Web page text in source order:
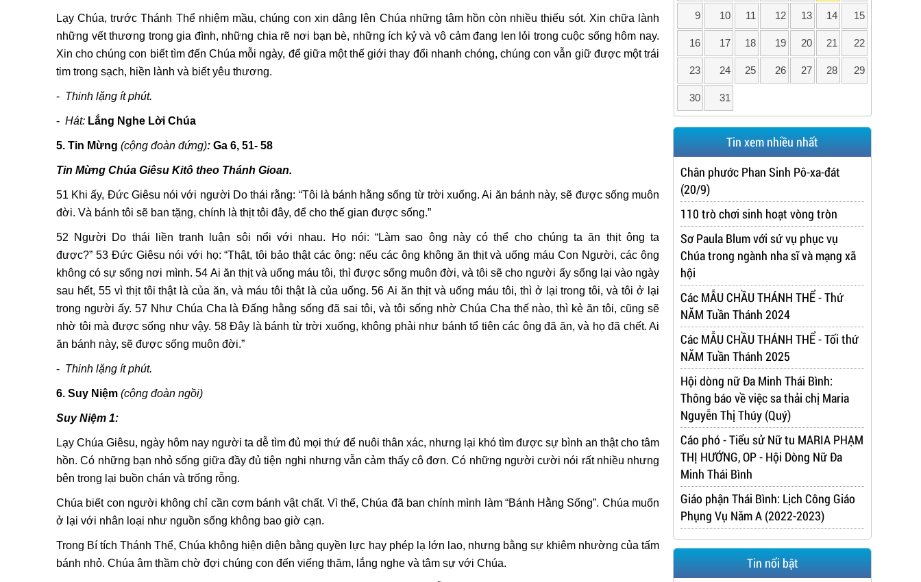
Lạy Chúa, trước Thánh Thể nhiệm mầu, chúng con xin dâng lên Chúa những tâm hồn còn nhiều thiếu sót. Xin chữa lành
những vết thương trong gia đình, những chia rẽ nơi bạn bè, những ích kỷ và vô cảm đang len lỏi trong cuộc sống hôm nay.
Xin cho chúng con biết tìm đến Chúa mỗi ngày, để giữa một thế giới thay đổi nhanh chóng, chúng con vẫn giữ được một trái
tim trong sạch, hiền lành và biết yêu thương.
- Thinh lặng ít phút.
- Hát: Lắng Nghe Lời Chúa
5. Tin Mừng (cộng đoàn đứng): Ga 6, 51- 58
Tin Mừng Chúa Giêsu Kitô theo Thánh Gioan.
51 Khi ấy, Đức Giêsu nói với người Do thái rằng: “Tôi là bánh hằng sống từ trời xuống. Ai ăn bánh này, sẽ được sống muôn
đời. Và bánh tôi sẽ ban tặng, chính là thịt tôi đây, để cho thế gian được sống.”
52 Người Do thái liền tranh luận sôi nổi với nhau. Họ nói: “Làm sao ông này có thể cho chúng ta ăn thịt ông ta
được?” 53 Đức Giêsu nói với họ: “Thật, tôi bảo thật các ông: nếu các ông không ăn thịt và uống máu Con Người, các ông
không có sự sống nơi mình. 54 Ai ăn thịt và uống máu tôi, thì được sống muôn đời, và tôi sẽ cho người ấy sống lại vào ngày
sau hết, 55 vì thịt tôi thật là của ăn, và máu tôi thật là của uống. 56 Ai ăn thịt và uống máu tôi, thì ở lại trong tôi, và tôi ở lại
trong người ấy. 57 Như Chúa Cha là Đấng hằng sống đã sai tôi, và tôi sống nhờ Chúa Cha thế nào, thì kẻ ăn tôi, cũng sẽ
nhờ tôi mà được sống như vậy. 58 Đây là bánh từ trời xuống, không phải như bánh tổ tiên các ông đã ăn, và họ đã chết. Ai
ăn bánh này, sẽ được sống muôn đời.”
- Thinh lặng ít phút.
6. Suy Niệm (cộng đoàn ngồi)
Suy Niệm 1:
Lạy Chúa Giêsu, ngày hôm nay người ta dễ tìm đủ mọi thứ để nuôi thân xác, nhưng lại khó tìm được sự bình an thật cho tâm
hồn. Có những bạn nhỏ sống giữa đầy đủ tiện nghi nhưng vẫn cảm thấy cô đơn. Có những người cười nói rất nhiều nhưng
bên trong lại buồn chán và trống rỗng.
Chúa biết con người không chỉ cần cơm bánh vật chất. Vì thế, Chúa đã ban chính mình làm “Bánh Hằng Sống”. Chúa muốn
ở lại với nhân loại như nguồn sống không bao giờ cạn.
Trong Bí tích Thánh Thể, Chúa không hiện diện bằng quyền lực hay phép lạ lớn lao, nhưng bằng sự khiêm nhường của tấm
bánh nhỏ. Chúa âm thầm chờ đợi chúng con đến viếng thăm, lắng nghe và tâm sự với Chúa.
9 10 11 12 13 14 15
16 17 18 19 20 21 22
23 24 25 26 27 28 29
30 31
Tin xem nhiều nhất
Chân phước Phan Sinh Pô-xa-đát
(20/9)
110 trò chơi sinh hoạt vòng tròn
Sơ Paula Blum với sứ vụ phục vụ
Chúa trong ngành nha sĩ và mạng xã
hội
Các MẪU CHẦU THÁNH THỂ - Thứ
NĂM Tuần Thánh 2024
Các MẪU CHẦU THÁNH THỂ - Tối thứ
NĂM Tuần Thánh 2025
Hội dòng nữ Đa Minh Thái Bình:
Thông báo về việc sa thải chị Maria
Nguyễn Thị Thúy (Quý)
Cáo phó - Tiểu sử Nữ tu MARIA PHẠM
THỊ HƯỚNG, OP - Hội Dòng Nữ Đa
Minh Thái Bình
Giáo phận Thái Bình: Lịch Công Giáo
Phụng Vụ Năm A (2022-2023)
Tin nổi bật